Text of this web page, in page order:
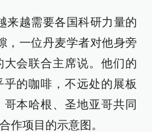
来越需要各国科研力量的
，一位丹麦学者对他身旁
会联合主席说。他们的
的咖啡，不远处的展板
哥本哈根、圣地亚哥共同
作项目的示意图。